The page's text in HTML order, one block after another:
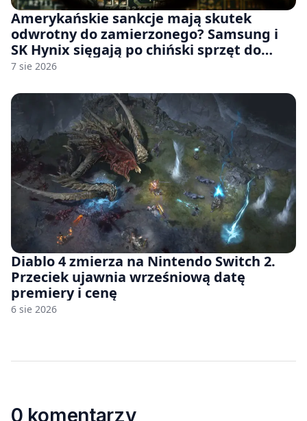
Amerykańskie sankcje mają skutek
odwrotny do zamierzonego? Samsung i
SK Hynix sięgają po chiński sprzęt do
fabryk chipów
7 sie 2026
Diablo 4 zmierza na Nintendo Switch 2.
Przeciek ujawnia wrześniową datę
premiery i cenę
6 sie 2026
0 komentarzy